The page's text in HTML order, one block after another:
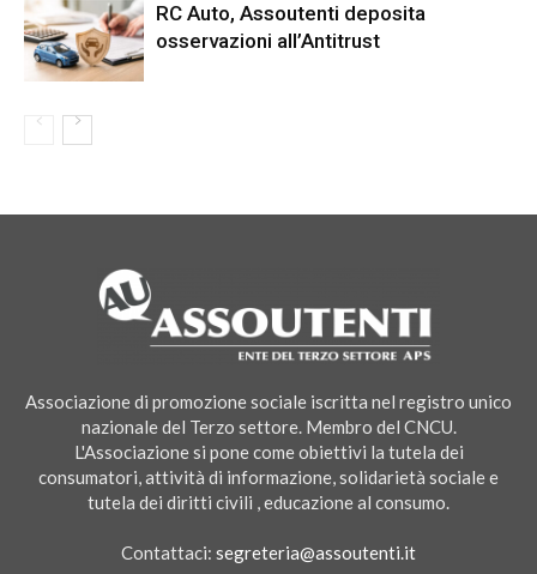
RC Auto, Assoutenti deposita
osservazioni all’Antitrust
Associazione di promozione sociale iscritta nel registro unico
nazionale del Terzo settore. Membro del CNCU.
L'Associazione si pone come obiettivi la tutela dei
consumatori, attività di informazione, solidarietà sociale e
tutela dei diritti civili , educazione al consumo.
Contattaci: segreteria@assoutenti.it